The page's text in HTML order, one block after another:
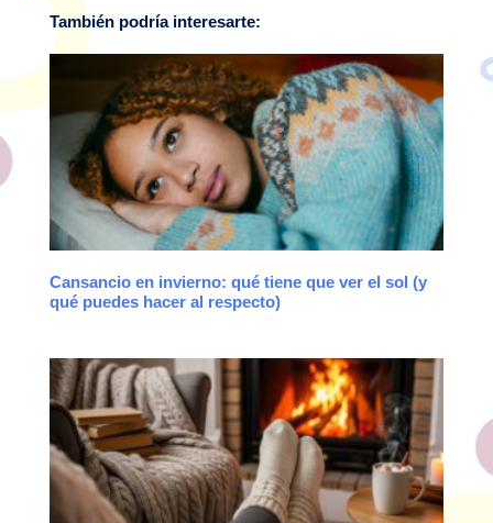
También podría interesarte:
Cansancio en invierno: qué tiene que ver el sol (y
qué puedes hacer al respecto)